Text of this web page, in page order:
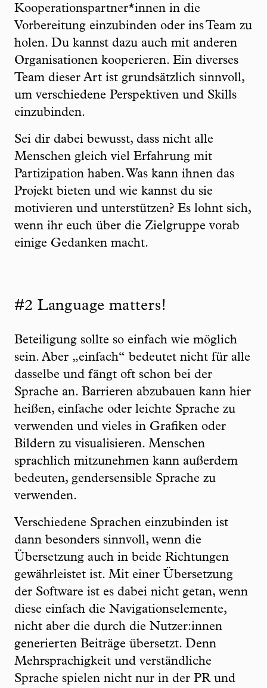
Kooperationspartner*innen in die
Vorbereitung einzubinden oder ins Team zu
holen. Du kannst dazu auch mit anderen
Organisationen kooperieren. Ein diverses
Team dieser Art ist grundsätzlich sinnvoll,
um verschiedene Perspektiven und Skills
einzubinden.
Sei dir dabei bewusst, dass nicht alle
Menschen gleich viel Erfahrung mit
Partizipation haben. Was kann ihnen das
Projekt bieten und wie kannst du sie
motivieren und unterstützen? Es lohnt sich,
wenn ihr euch über die Zielgruppe vorab
einige Gedanken macht.
#2 Language matters!
Beteiligung sollte so einfach wie möglich
sein. Aber „einfach“ bedeutet nicht für alle
dasselbe und fängt oft schon bei der
Sprache an. Barrieren abzubauen kann hier
heißen, einfache oder leichte Sprache zu
verwenden und vieles in Grafiken oder
Bildern zu visualisieren. Menschen
sprachlich mitzunehmen kann außerdem
bedeuten, gendersensible Sprache zu
verwenden.
Verschiedene Sprachen einzubinden ist
dann besonders sinnvoll, wenn die
Übersetzung auch in beide Richtungen
gewährleistet ist. Mit einer Übersetzung
der Software ist es dabei nicht getan, wenn
diese einfach die Navigationselemente,
nicht aber die durch die Nutzer:innen
generierten Beiträge übersetzt. Denn
Mehrsprachigkeit und verständliche
Sprache spielen nicht nur in der PR und